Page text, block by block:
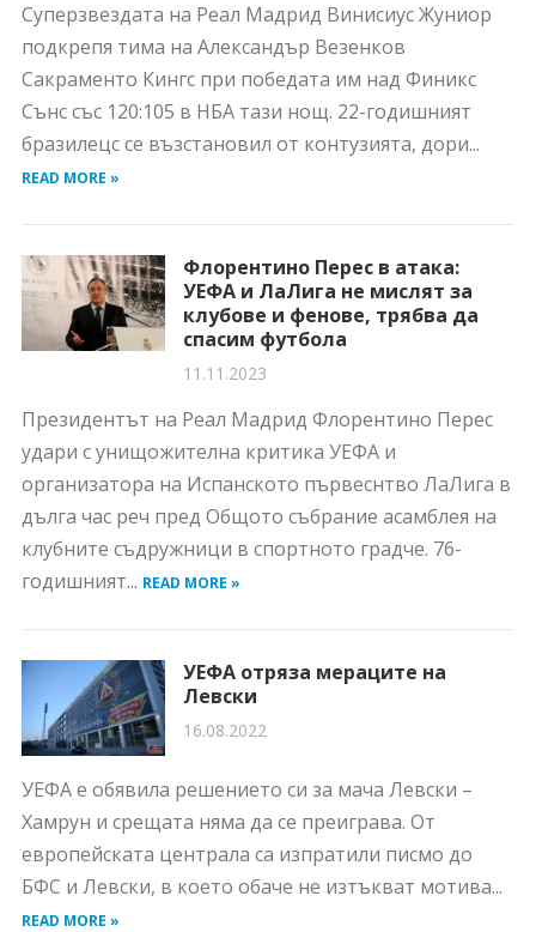
Суперзвездата на Реал Мадрид Винисиус Жуниор
подкрепя тима на Александър Везенков
Сакраменто Кингс при победата им над Финикс
Сънс със 120:105 в НБА тази нощ. 22-годишният
бразилецс се възстановил от контузията, дори...
READ MORE »
Флорентино Перес в атака:
УЕФА и ЛаЛига не мислят за
клубове и фенове, трябва да
спасим футбола
11.11.2023
Президентът на Реал Мадрид Флорентино Перес
удари с унищожителна критика УЕФА и
организатора на Испанското първеснтво ЛаЛига в
дълга час реч пред Общото събрание асамблея на
клубните съдружници в спортното градче. 76-
годишният... READ MORE »
УЕФА отряза мераците на
Левски
16.08.2022
УЕФА е обявила решението си за мача Левски –
Хамрун и срещата няма да се преиграва. От
европейската централа са изпратили писмо до
БФС и Левски, в което обаче не изтъкват мотива...
READ MORE »